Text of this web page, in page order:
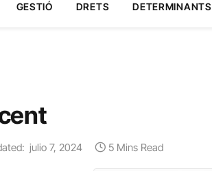
GESTIÓ DRETS DETERMINANTS
julio 7, 2024 5 Mins Read